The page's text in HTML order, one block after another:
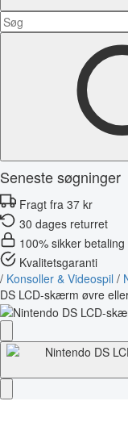
Seneste søgninger
Fragt fra 37 kr
30 dages returret
100% sikker betaling
Kvalitetsgaranti
/ Konsoller & Videospil /
DS LCD-skærm øvre